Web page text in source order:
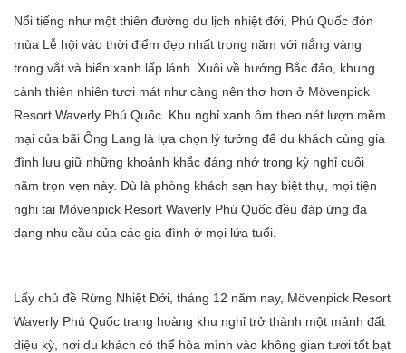
Nổi tiếng như một thiên đường du lịch nhiệt đới, Phú Quốc đón
mùa Lễ hội vào thời điểm đẹp nhất trong năm với nắng vàng
trong vắt và biển xanh lấp lánh. Xuôi về hướng Bắc đảo, khung
cảnh thiên nhiên tươi mát như càng nên thơ hơn ở Mövenpick
Resort Waverly Phú Quốc. Khu nghỉ xanh ôm theo nét lượn mềm
mại của bãi Ông Lang là lựa chọn lý tưởng để du khách cùng gia
đình lưu giữ những khoảnh khắc đáng nhớ trong kỳ nghỉ cuối
năm trọn vẹn này. Dù là phòng khách sạn hay biệt thự, mọi tiện
nghi tại Mövenpick Resort Waverly Phú Quốc đều đáp ứng đa
dạng nhu cầu của các gia đình ở mọi lứa tuổi.
Lấy chủ đề Rừng Nhiệt Đới, tháng 12 năm nay, Mövenpick Resort
Waverly Phú Quốc trang hoàng khu nghỉ trở thành một mảnh đất
diệu kỳ, nơi du khách có thể hòa mình vào không gian tươi tốt bạt